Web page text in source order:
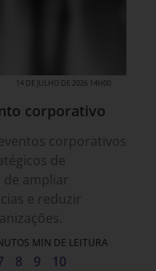
14 DE JULHO DE 2026 14H00
corporativo
corporativos
de
de ampliar
e reduzir
MIN DE LEITURA
8 9 10